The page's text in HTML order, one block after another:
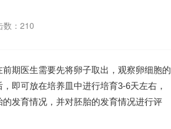
数： 210
期医生需要先将卵子取出，观察卵细胞的
即可放在培养皿中进行培育3-6天左右，
发育情况，并对胚胎的发育情况进行评